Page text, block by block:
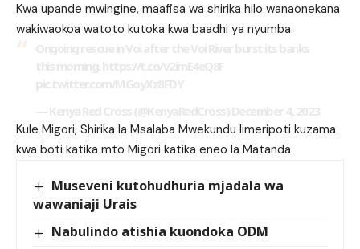
Kwa upande mwingine, maafisa wa shirika hilo wanaonekana
wakiwaokoa watoto kutoka kwa baadhi ya nyumba.
Kule Migori, Shirika la Msalaba Mwekundu limeripoti kuzama
kwa boti katika mto Migori katika eneo la Matanda.
Museveni kutohudhuria mjadala wa
wawaniaji Urais
Nabulindo atishia kuondoka ODM